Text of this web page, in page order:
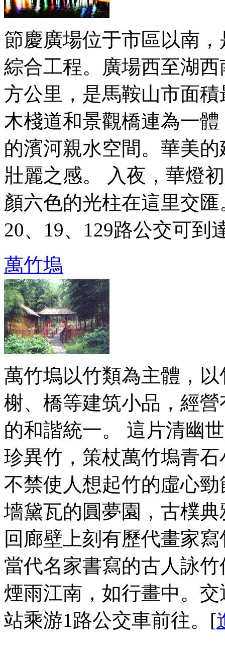
節慶廣場位于市區以南
綜合工程。廣場西至湖
方公里，是馬鞍山市面
木棧道和景觀橋連為一
的濱河親水空間。華美
壯麗之感。 入夜，華燈
顏六色的光柱在這里交
20、19、129路公交可到
萬竹塢
萬竹塢以竹類為主體，
榭、橋等建筑小品，經
的和諧統一。 這片清幽
珍異竹，策杖萬竹塢青
不禁使人想起竹的虛心
墻黛瓦的圓夢園，古樸
回廊壁上刻有歷代畫家
當代名家書寫的古人詠
煙雨江南，如行畫中。
站乘游1路公交車前往。[